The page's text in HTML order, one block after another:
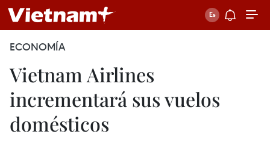
ECONOMÍA
Vietnam Airlines
incrementará sus vuelos
domésticos